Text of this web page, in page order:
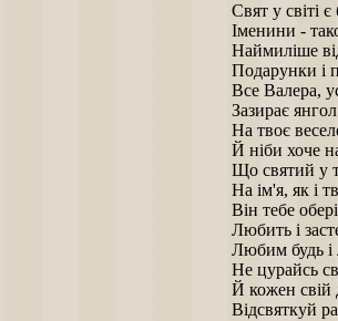
Свят у світі є
Іменини -
Наймиліше
Подарунки і
Все Валера,
Зазирає
На твоє
Й ніби хоче
Що святий у
На ім'я, як і
Він тебе
Любить і
Любим будь і
Не цурайсь
Й кожен свій
Відсвяткуй